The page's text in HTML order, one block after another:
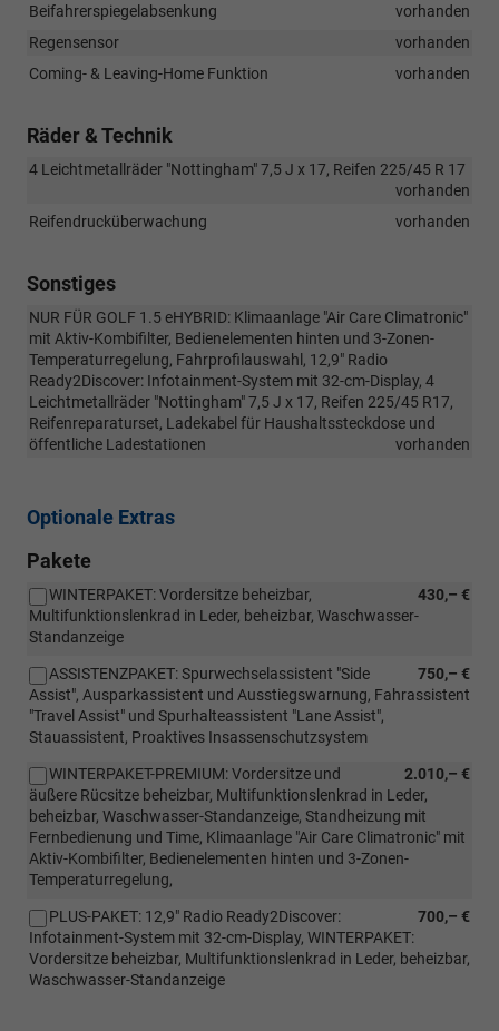
Beifahrerspiegelabsenkung
vorhanden
Regensensor
vorhanden
Coming- & Leaving-Home Funktion
vorhanden
Räder & Technik
4 Leichtmetallräder "Nottingham" 7,5 J x 17, Reifen 225/45 R 17
vorhanden
Reifendrucküberwachung
vorhanden
Sonstiges
NUR FÜR GOLF 1.5 eHYBRID: Klimaanlage "Air Care Climatronic"
mit Aktiv-Kombifilter, Bedienelementen hinten und 3-Zonen-
Temperaturregelung, Fahrprofilauswahl, 12,9" Radio
Ready2Discover: Infotainment-System mit 32-cm-Display, 4
Leichtmetallräder "Nottingham" 7,5 J x 17, Reifen 225/45 R17,
Reifenreparaturset, Ladekabel für Haushaltssteckdose und
öffentliche Ladestationen
vorhanden
Optionale Extras
Pakete
430,– €
WINTERPAKET: Vordersitze beheizbar,
Multifunktionslenkrad in Leder, beheizbar, Waschwasser-
Standanzeige
750,– €
ASSISTENZPAKET: Spurwechselassistent "Side
Assist", Ausparkassistent und Ausstiegswarnung, Fahrassistent
"Travel Assist" und Spurhalteassistent "Lane Assist",
Stauassistent, Proaktives Insassenschutzsystem
2.010,– €
WINTERPAKET-PREMIUM: Vordersitze und
äußere Rücsitze beheizbar, Multifunktionslenkrad in Leder,
beheizbar, Waschwasser-Standanzeige, Standheizung mit
Fernbedienung und Time, Klimaanlage "Air Care Climatronic" mit
Aktiv-Kombifilter, Bedienelementen hinten und 3-Zonen-
Temperaturregelung,
700,– €
PLUS-PAKET: 12,9" Radio Ready2Discover:
Infotainment-System mit 32-cm-Display, WINTERPAKET:
Vordersitze beheizbar, Multifunktionslenkrad in Leder, beheizbar,
Waschwasser-Standanzeige